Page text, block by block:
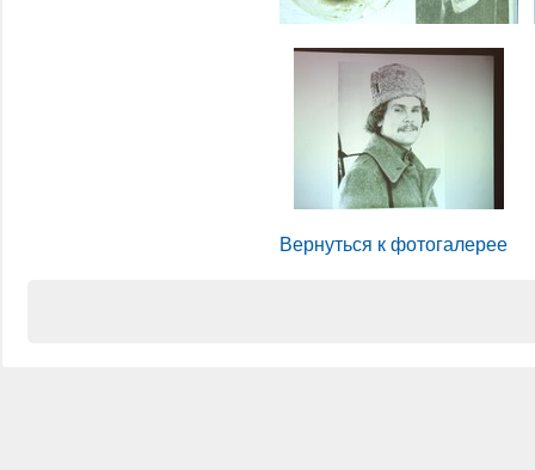
Вернуться к фотогалерее